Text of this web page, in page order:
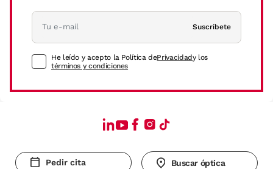
Suscríbete
He leído y acepto la Política dePrivacidady los
términos y condiciones
Pedir cita Buscar óptica